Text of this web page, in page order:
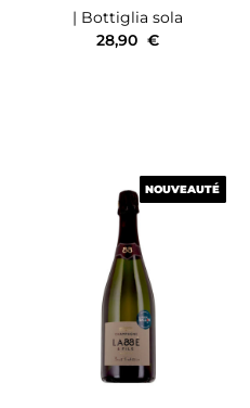
| Bottiglia sola
28,90 €
NOUVEAUTÉ
NOUVEAUTÉ